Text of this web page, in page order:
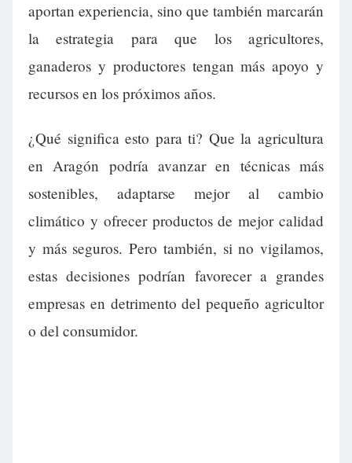
aportan experiencia, sino que también marcarán
la estrategia para que los agricultores,
ganaderos y productores tengan más apoyo y
recursos en los próximos años.
¿Qué significa esto para ti? Que la agricultura
en Aragón podría avanzar en técnicas más
sostenibles, adaptarse mejor al cambio
climático y ofrecer productos de mejor calidad
y más seguros. Pero también, si no vigilamos,
estas decisiones podrían favorecer a grandes
empresas en detrimento del pequeño agricultor
o del consumidor.